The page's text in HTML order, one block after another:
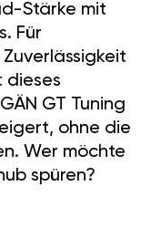
Stärke mit
Für
dieses
GT Tuning
ohne die
Wer möchte
spüren?